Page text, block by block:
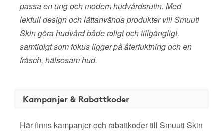
passa en ung och modern hudvårdsrutin. Med
lekfull design och lättanvända produkter vill Smuuti
Skin göra hudvård både roligt och tillgängligt,
samtidigt som fokus ligger på återfuktning och en
fräsch, hälsosam hud.
Kampanjer & Rabattkoder
Här finns kampanjer och rabattkoder till Smuuti Skin